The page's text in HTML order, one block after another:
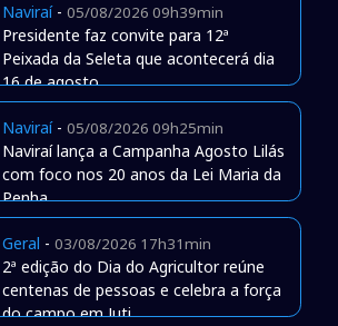
Naviraí- 05/08/2026 09h39min
Presidente faz convite para 12ª
Peixada da Seleta que acontecerá dia
16 de agosto
Naviraí- 05/08/2026 09h25min
Naviraí lança a Campanha Agosto Lilás
com foco nos 20 anos da Lei Maria da
Penha
Geral - 03/08/2026 17h31min
2ª edição do Dia do Agricultor reúne
centenas de pessoas e celebra a força
do campo em Juti